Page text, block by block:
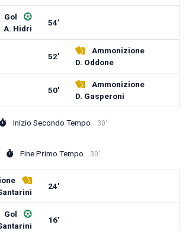
Gol
A. Hidri
54'
52'
Ammonizione
D. Oddone
50'
Ammonizione
D. Gasperoni
Inizio Secondo Tempo 30'
Fine Primo Tempo 30'
24'
Gol
16'